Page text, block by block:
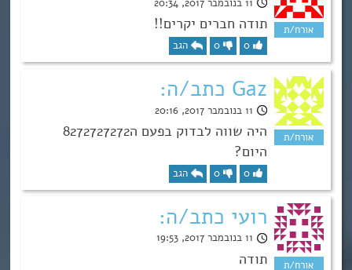
תודה חברים יקרים!!
0
0 הגב
Gaz כתב/ה:
11 בנובמבר 2017, 20:16
היה שווה לבדוק בפעם ה8272727272
היום?
0
0 הגב
רועי כתב/ה:
11 בנובמבר 2017, 19:53
תודה